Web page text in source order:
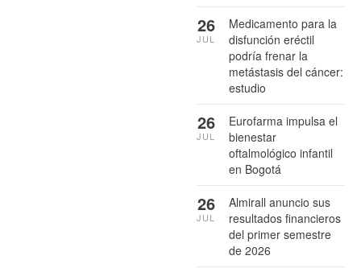
Medicamento para la
disfunción eréctil
podría frenar la
metástasis del cáncer:
estudio
26
JUL
Eurofarma impulsa el
bienestar
oftalmológico infantil
en Bogotá
26
JUL
Almirall anuncio sus
resultados financieros
del primer semestre
de 2026
26
JUL